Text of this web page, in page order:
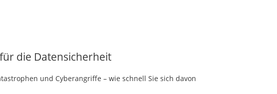
die Datensicherheit
und Cyberangriffe – wie schnell Sie sich davon